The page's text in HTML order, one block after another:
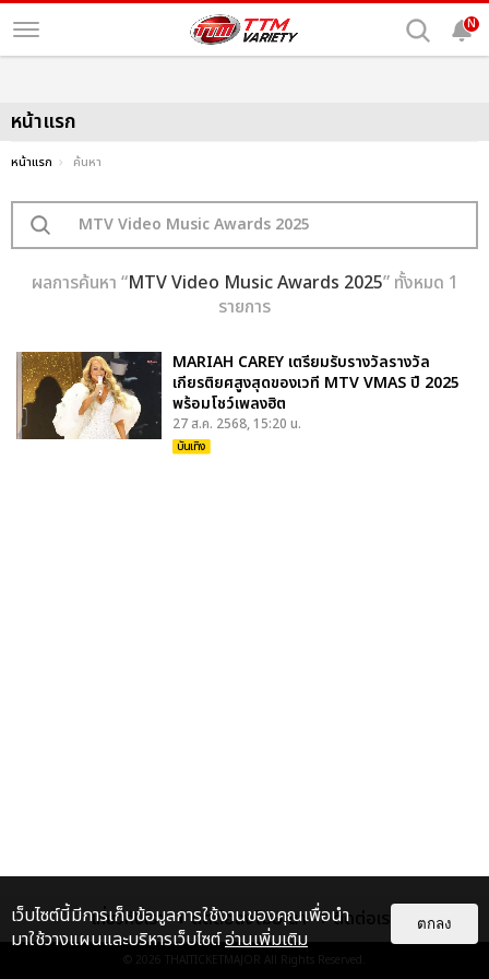
N
หน้าแรก
หน้าแรก ค้นหา
ผลการค้นหา “MTV Video Music Awards 2025” ทั้งหมด 1
รายการ
MARIAH CAREY เตรียมรับรางวัลรางวัล
เกียรติยศสูงสุดของเวที MTV VMAS ปี 2025
พร้อมโชว์เพลงฮิต
27 ส.ค. 2568, 15:20 น.
บันเทิง
เกี่ยวกับเรา ติดต่อลงโฆษณา ติดต่อเรา
© 2026 THAITICKETMAJOR All Rights Reserved.
เว็บไซต์นี้มีการเก็บข้อมูลการใช้งานของคุณเพื่อนำ
มาใช้วางแผนและบริหารเว็บไซต์อ่านเพิ่มเติม
ตกลง